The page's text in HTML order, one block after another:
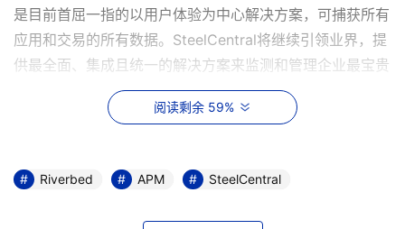
是目前首屈一指的以用户体验为中心解决方案，可捕获所有
应用和交易的所有数据。SteelCentral将继续引领业界，提
供最全面、集成且统一的解决方案来监测和管理企业最宝贵
资产的全部数字体验：终端用户。” 最新版SteelCentral能
够有效解决新兴企业的需求，Riverbed最近开展的一项针
客户数字体验可视化对其业务至关重要。此外，77%的受访
者表示，公司在未来一年内对提高用户或客户数字体验的投
资至关重要。 IDC软件管理和开发运维计划副总裁Stephen
阅读剩余 59%
Riverbed APM SteelCentral